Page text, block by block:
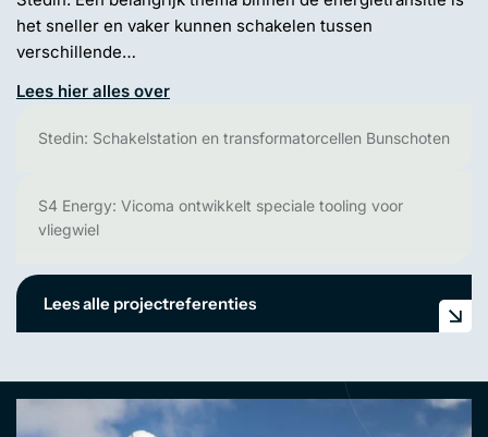
het sneller en vaker kunnen schakelen tussen
verschillende…
Lees hier alles over
Stedin: Schakelstation en transformatorcellen Bunschoten
S4 Energy: Vicoma ontwikkelt speciale tooling voor
vliegwiel
Lees alle projectreferenties